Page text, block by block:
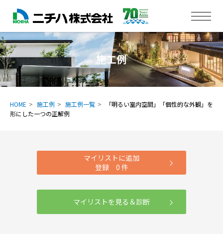
施工例
HOME 施工例 施工例一覧
「明るい室内空間」「個性的な外観」を
形にした一つの正解例
マイリストに追加
登録 0 件
マイリストを見る＆診断